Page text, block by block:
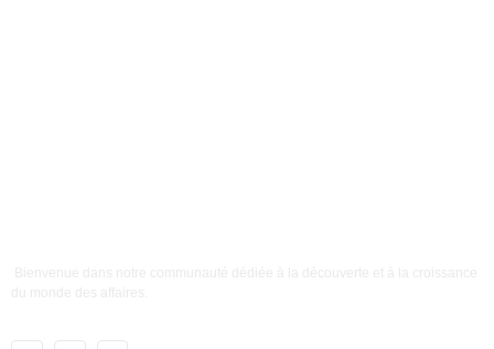
Bienvenue dans notre communauté dédiée à la découverte et à la croissance
du monde des affaires.